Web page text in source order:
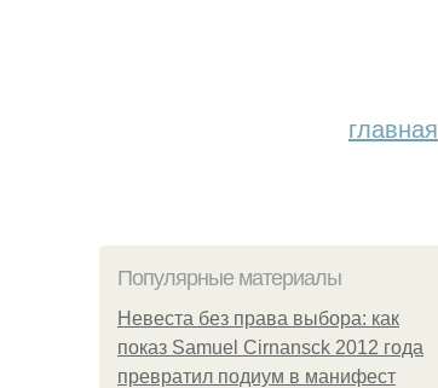
главная
Популярные материалы
Невеста без права выбора: как
показ Samuel Cirnansck 2012 года
превратил подиум в манифест